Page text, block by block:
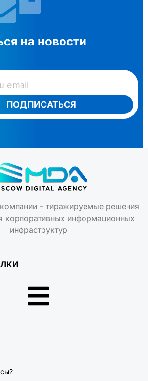
на новости
ПОДПИСАТЬСЯ
– тиражируемые решения
корпоративных информационных
инфраструктур